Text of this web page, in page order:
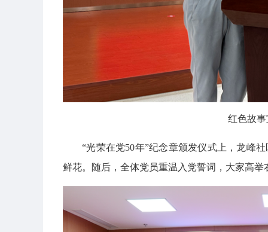
红色故
“光荣在党50年”纪念章颁发仪式上，龙峰
鲜花。随后，全体党员重温入党誓词，大家高